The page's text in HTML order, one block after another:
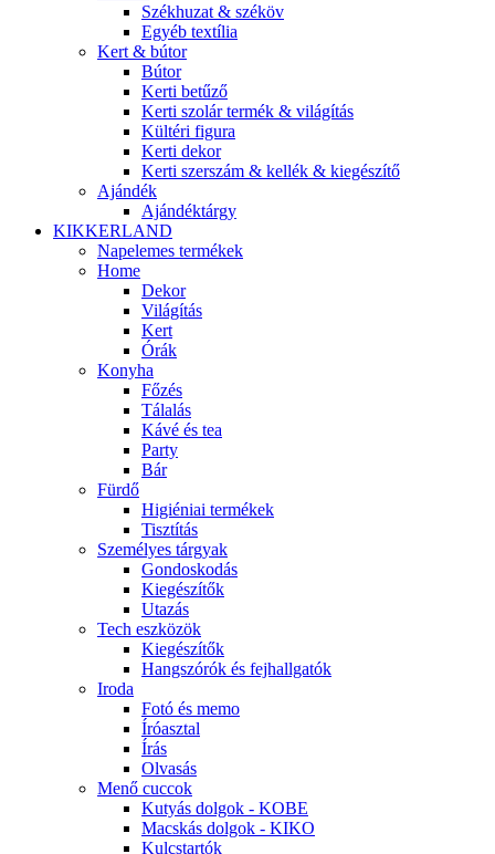
Székhuzat & széköv
Egyéb textília
Kert & bútor
Bútor
Kerti betűző
Kerti szolár termék & világítás
Kültéri figura
Kerti dekor
Kerti szerszám & kellék & kiegészítő
Ajándék
Ajándéktárgy
KIKKERLAND
Napelemes termékek
Home
Dekor
Világítás
Kert
Órák
Konyha
Főzés
Tálalás
Kávé és tea
Party
Bár
Fürdő
Higiéniai termékek
Tisztítás
Személyes tárgyak
Gondoskodás
Kiegészítők
Utazás
Tech eszközök
Kiegészítők
Hangszórók és fejhallgatók
Iroda
Fotó és memo
Íróasztal
Írás
Olvasás
Menő cuccok
Kutyás dolgok - KOBE
Macskás dolgok - KIKO
Kulcstartók